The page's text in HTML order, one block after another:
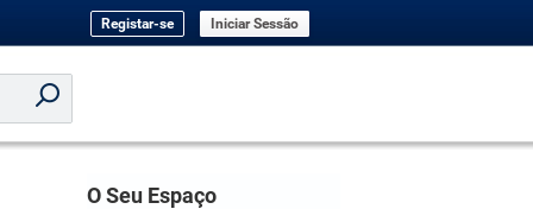
Registar-se Iniciar Sessão
O Seu Espaço